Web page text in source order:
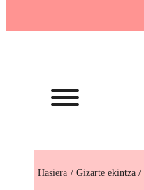
Hasiera